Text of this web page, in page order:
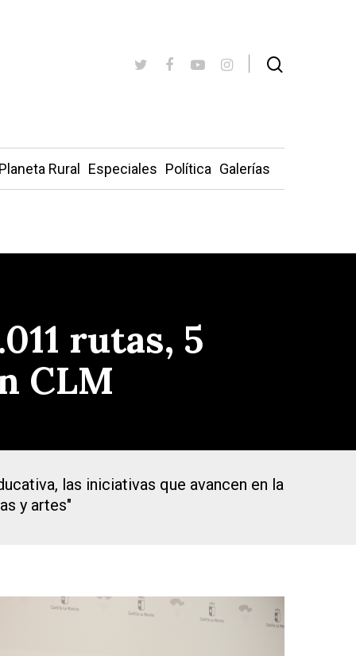
Planeta Rural Especiales Política Galerías
rutas, 5
CLM
las iniciativas que avancen en la
y artes"